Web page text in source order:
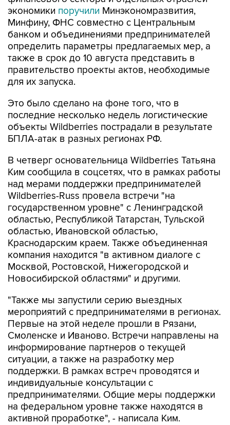
экономики поручили Минэкономразвития,
Минфину, ФНС совместно с Центральным
банком и объединениями предпринимателей
определить параметры предлагаемых мер, а
также в срок до 10 августа представить в
правительство проекты актов, необходимые
для их запуска.
Это было сделано на фоне того, что в
последние несколько недель логистические
объекты Wildberries пострадали в результате
БПЛА-атак в разных регионах РФ.
В четверг основательница Wildberries Татьяна
Ким сообщила в соцсетях, что в рамках работы
над мерами поддержки предпринимателей
Wildberries-Russ провела встречи "на
государственном уровне" с Ленинградской
областью, Республикой Татарстан, Тульской
областью, Ивановской областью,
Краснодарским краем. Также объединенная
компания находится "в активном диалоге с
Москвой, Ростовской, Нижегородской и
Новосибирской областями" и другими.
"Также мы запустили серию выездных
мероприятий с предпринимателями в регионах.
Первые на этой неделе прошли в Рязани,
Смоленске и Иваново. Встречи направлены на
информирование партнеров о текущей
ситуации, а также на разработку мер
поддержки. В рамках встреч проводятся и
индивидуальные консультации с
предпринимателями. Общие меры поддержки
на федеральном уровне также находятся в
активной проработке", - написала Ким.